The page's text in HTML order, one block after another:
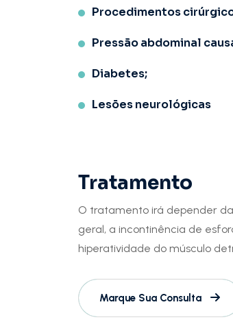
Procedimentos
Pressão abdominal
Diabetes;
Lesões neurológicas
Tratamento
O tratamento irá depender
geral, a incontinência de
hiperatividade do músculo
Marque Sua Consulta